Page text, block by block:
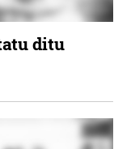
ditu